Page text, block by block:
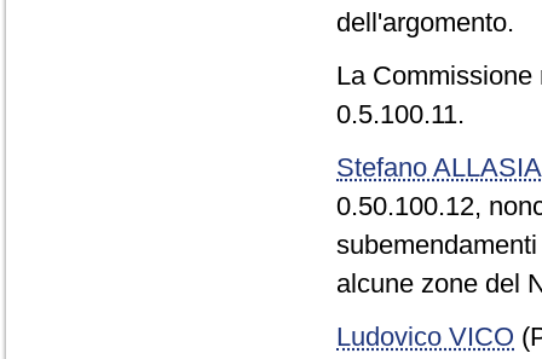
dell'argomento.
La
0.5.100.11.
Stefano ALLASIA
0.50.100.12,
alcune zone del
Ludovico VICO